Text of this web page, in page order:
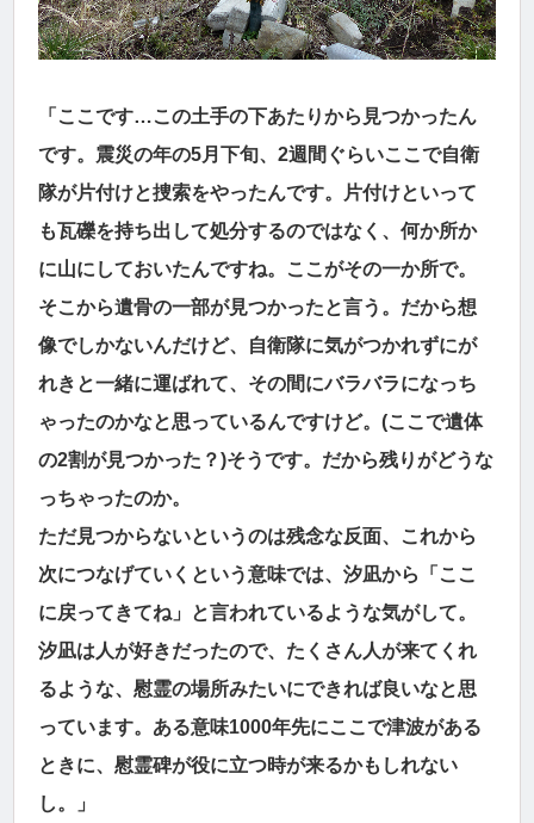
「ここです…この土手の下あたりから見つかったん
です。震災の年の5月下旬、2週間ぐらいここで自衛
隊が片付けと捜索をやったんです。片付けといって
も瓦礫を持ち出して処分するのではなく、何か所か
に山にしておいたんですね。ここがその一か所で。
そこから遺骨の一部が見つかったと言う。だから想
像でしかないんだけど、自衛隊に気がつかれずにが
れきと一緒に運ばれて、その間にバラバラになっち
ゃったのかなと思っているんですけど。(ここで遺体
の2割が見つかった？)そうです。だから残りがどうな
っちゃったのか。
ただ見つからないというのは残念な反面、これから
次につなげていくという意味では、汐凪から「ここ
に戻ってきてね」と言われているような気がして。
汐凪は人が好きだったので、たくさん人が来てくれ
るような、慰霊の場所みたいにできれば良いなと思
っています。ある意味1000年先にここで津波がある
ときに、慰霊碑が役に立つ時が来るかもしれない
し。」